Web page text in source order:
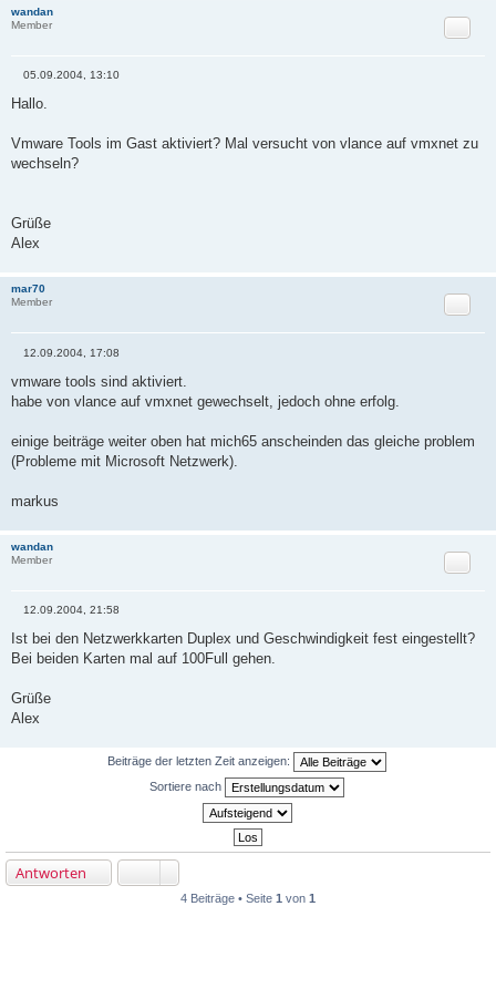
wandan
Member
Zitat
e
i
a
g
05.09.2004, 13:10
Hallo.
Vmware Tools im Gast aktiviert? Mal versucht von vlance auf vmxnet zu
wechseln?
Grüße
Alex
mar70
Member
Zitat
i
t
g
12.09.2004, 17:08
vmware tools sind aktiviert.
habe von vlance auf vmxnet gewechselt, jedoch ohne erfolg.
einige beiträge weiter oben hat mich65 anscheinden das gleiche problem
(Probleme mit Microsoft Netzwerk).
markus
wandan
Member
Zitat
e
i
t
g
12.09.2004, 21:58
Ist bei den Netzwerkkarten Duplex und Geschwindigkeit fest eingestellt?
Bei beiden Karten mal auf 100Full gehen.
Grüße
Alex
Beiträge der letzten Zeit anzeigen:
Sortiere nach
Antworten
4 Beiträge • Seite 1 von 1